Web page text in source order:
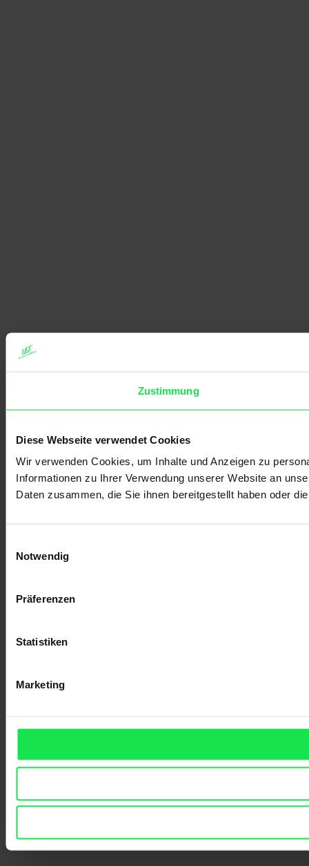
Zustimmung
Diese Webseite verwendet Cookies
Wir verwenden Cookies, um Inhalte und Anzeigen zu
Informationen zu Ihrer Verwendung unserer Website an
Daten zusammen, die Sie ihnen bereitgestellt haben oder
Notwendig
Präferenzen
Statistiken
Marketing